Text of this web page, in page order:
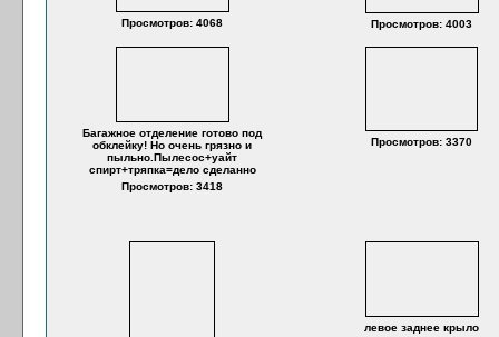
Просмотров: 4068 Просмотров: 4003
Багажное отделение готово под
обклейку! Но очень грязно и
пыльно.Пылесос+уайт
спирт+тряпка=дело сделанно
Просмотров: 3418
Просмотров: 3370
левое заднее крыло